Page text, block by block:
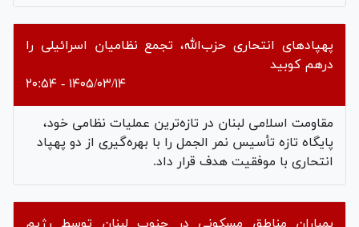
پهپادهای انتحاری حزب‌الله، تجمع نظامیان اسرائیلی را
درهم ‌کوبید
۱۴۰۵/۰۳/۱۴ - ۲۰:۵۴
مقاومت اسلامی لبنان در تازه‌ترین عملیات نظامی خود،
پایگاه تازه تأسیس نمر الجمل را با بهره‌گیری از دو پهپاد
انتحاری با موفقیت هدف قرار داد.